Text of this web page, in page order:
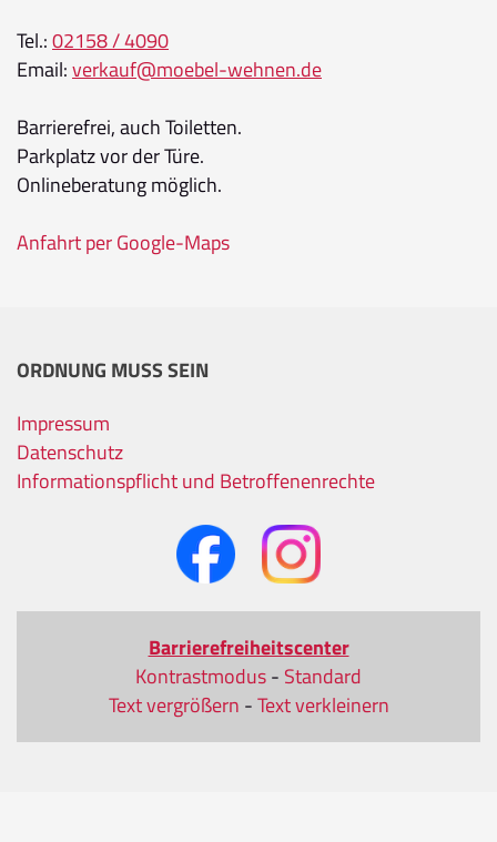
Tel.:02158 / 4090
Email:verkauf@moebel-wehnen.de
Barrierefrei, auch Toiletten.
Parkplatz vor der Türe.
Onlineberatung möglich.
Anfahrt per Google-Maps
ORDNUNG MUSS SEIN
Impressum
Datenschutz
Informationspflicht und Betroffenenrechte
Barrierefreiheitscenter
Kontrastmodus- Standard
Text vergrößern -Text verkleinern